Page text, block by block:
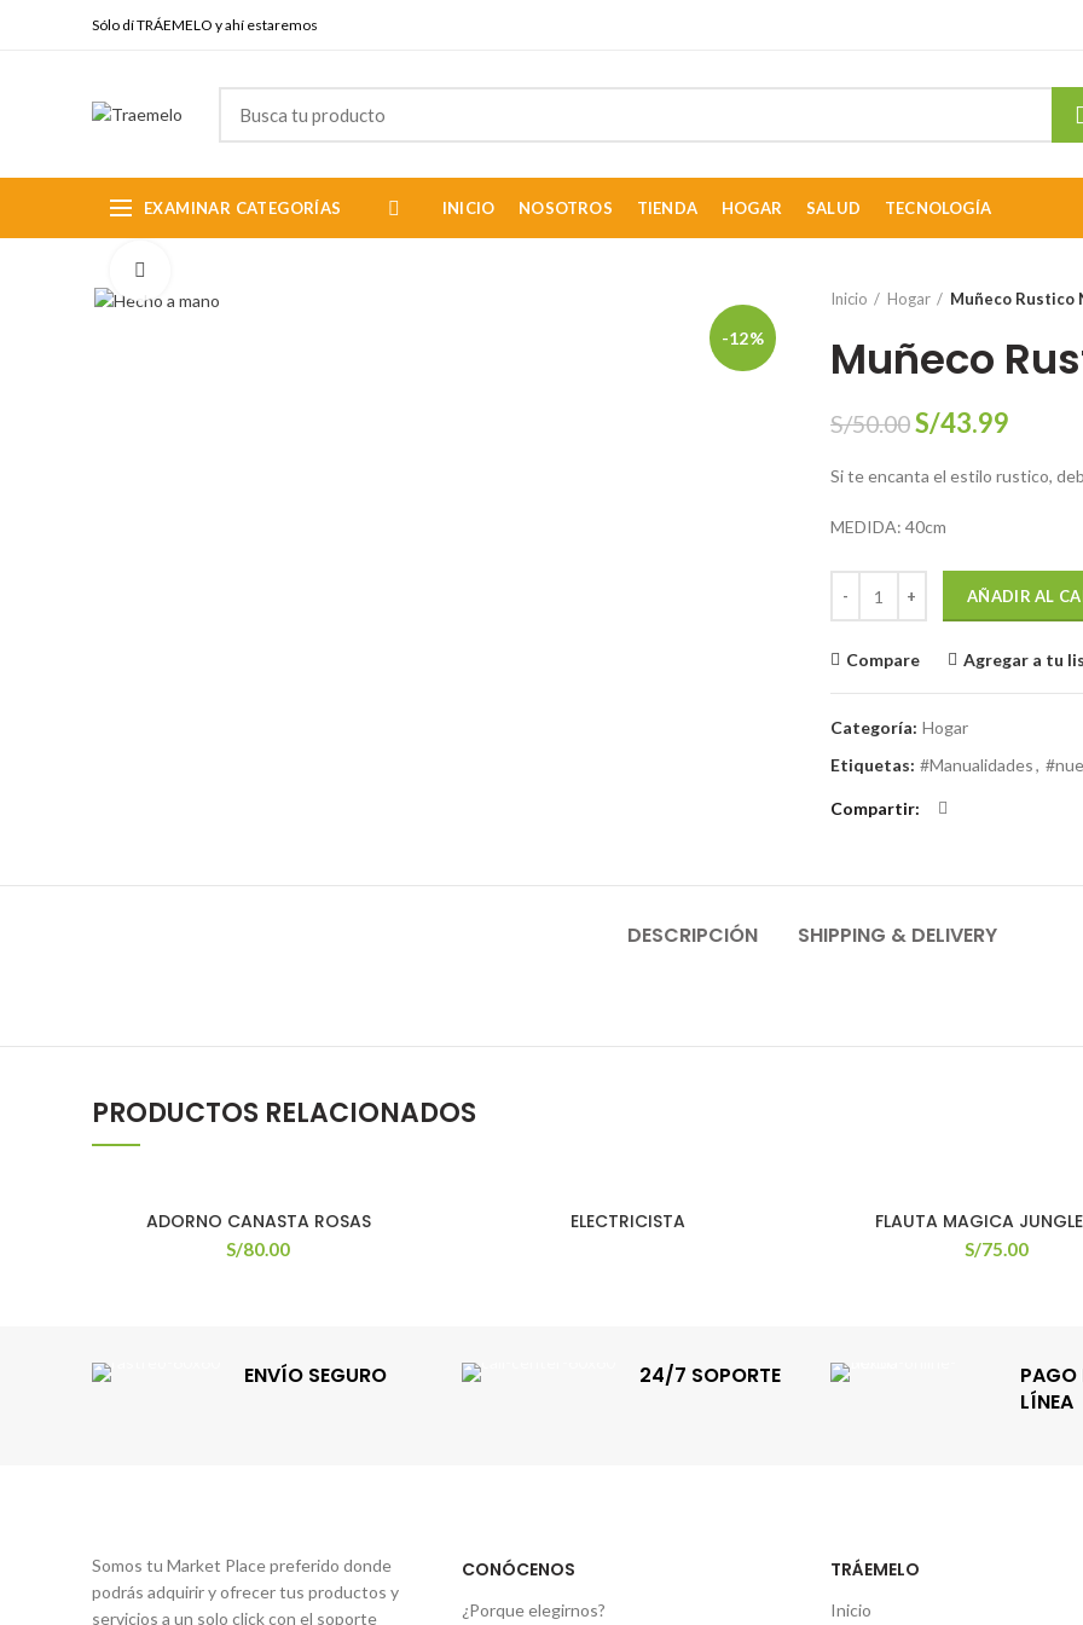
Sólo dí TRÁEMELO y ahí estaremos
EXAMINAR CATEGORÍAS INICIO NOSOTROS TIENDA HOGAR SALUD TECNOLOGÍA
-12%
Inicio
Hogar Muñeco Rustico
Muñeco
S/50.00El
original
era:
S/43.99
actual
Si te encanta el estilo rustico,
MEDIDA: 40cm
AÑADIR AL
Compare Agregar a tu
Categoría: Hogar
Etiquetas: #Manualidades,
Compartir
DESCRIPCIÓN SHIPPING & DELIVERY
PRODUCTOS RELACIONADOS
ADORNO CANASTA ROSAS
S/80.00
ELECTRICISTA FLAUTA MAGICA
S/75.00
ENVÍO SEGURO 24/7 SOPORTE
PAGO
LÍNEA
Somos tu Market Place preferido donde
podrás adquirir y ofrecer tus productos y
servicios a un solo click con el soporte
CONÓCENOS
¿Porque elegirnos?
TRÁEMELO
Inicio